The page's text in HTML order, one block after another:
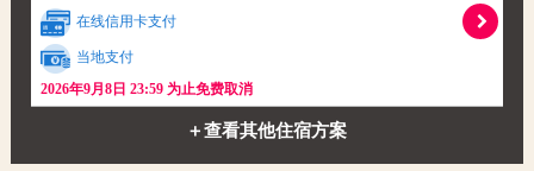
在线信用卡支付
当地支付
2026年9月8日 23:59 为止免费取消
＋查看其他住宿方案